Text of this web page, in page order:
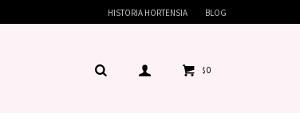
$0
HISTORIA HORTENSIA BLOG